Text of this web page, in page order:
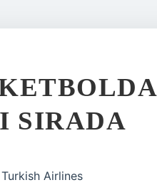
SIRADA
Turkish Airlines